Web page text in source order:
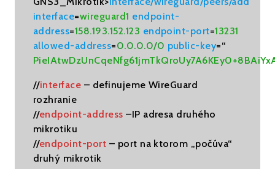
interface=wireguard1 endpoint-
address=158.193.152.123 endpoint-port=13231
allowed-address=0.0.0.0/0 public-key=“
//interface – definujeme WireGuard
rozhranie
//endpoint-address –IP adresa druhého
mikrotiku
//endpoint-port – port na ktorom „počúva“
druhý mikrotik